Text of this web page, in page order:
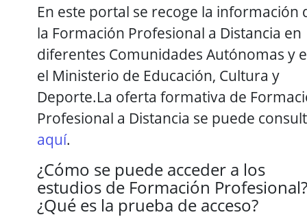
En este portal se recoge la información
la Formación Profesional a Distancia en
diferentes Comunidades Autónomas y
el Ministerio de Educación, Cultura y
Deporte.La oferta formativa de
Profesional a Distancia se puede
aquí.
¿Cómo se puede acceder a los
estudios de Formación Profesional?
¿Qué es la prueba de acceso?